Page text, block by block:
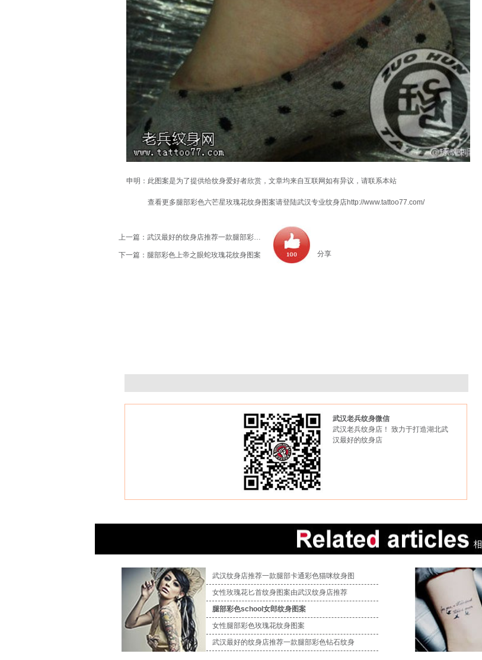
申明：此图案是为了提供给纹身爱好者欣赏，文章均来自互联网如有异议，请联系本站
查看更多腿部彩色六芒星玫瑰花纹身图案请登陆武汉专业纹身店http://www.tattoo77.com/
上一篇： 武汉最好的纹身店推荐一款腿部彩色花旦纹身图案
下一篇： 腿部彩色上帝之眼蛇玫瑰花纹身图案 分享
武汉老兵纹身微信
武汉老兵纹身店！ 致力于打造湖北武
汉最好的纹身店
武汉纹身店推荐一款腿部卡通彩色猫咪纹身图
女性玫瑰花匕首纹身图案由武汉纹身店推荐
腿部彩色school女郎纹身图案
女性腿部彩色玫瑰花纹身图案
武汉最好的纹身店推荐一款腿部彩色钻石纹身